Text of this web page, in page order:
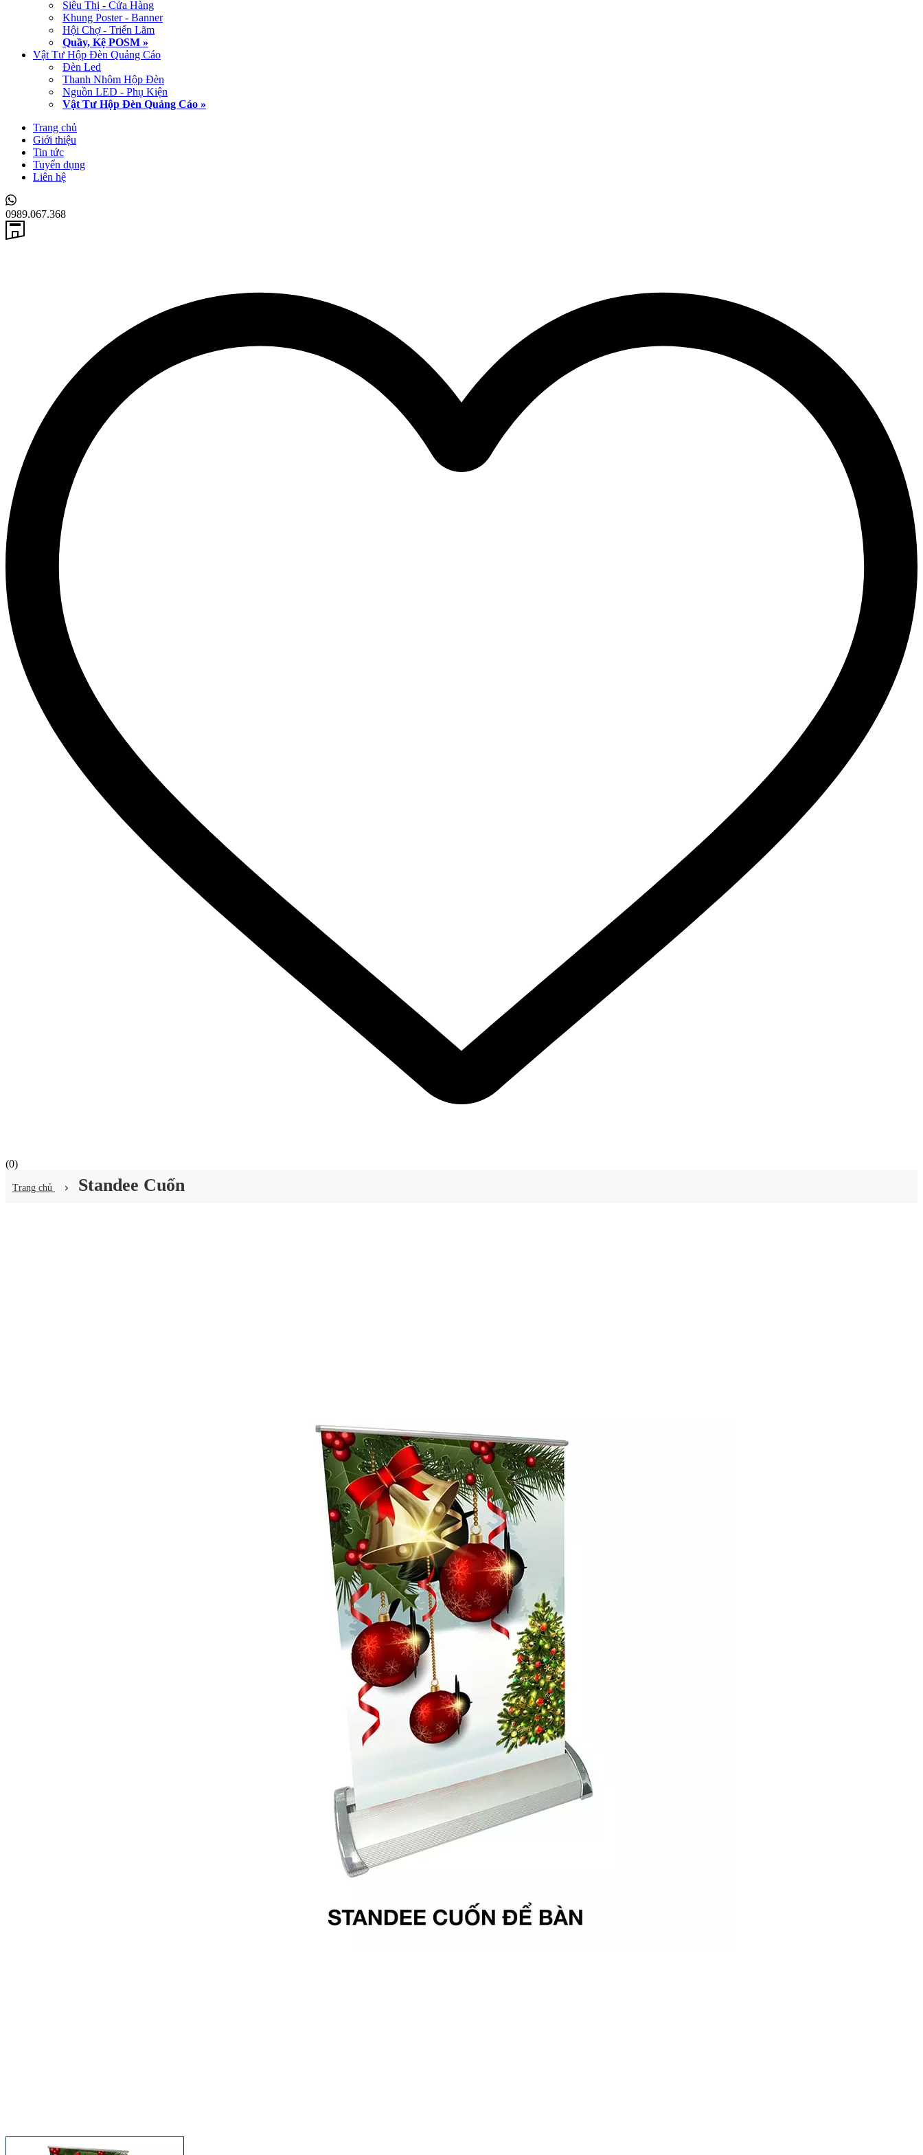
Siêu Thị - Cửa Hàng
Khung Poster - Banner
Hội Chợ - Triển Lãm
Quầy, Kệ POSM »
Vật Tư Hộp Đèn Quảng Cáo
Đèn Led
Thanh Nhôm Hộp Đèn
Nguồn LED - Phụ Kiện
Vật Tư Hộp Đèn Quảng Cáo »
Trang chủ
Giới thiệu
Tin tức
Tuyển dụng
Liên hệ
0989.067.368
(0)
Trang chủ Standee Cuốn